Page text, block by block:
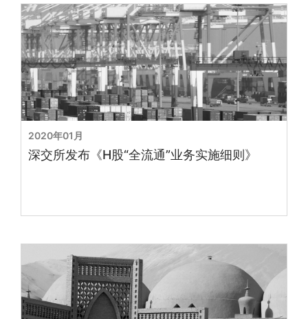
深交所发布《H股“全流通”业务实施细则》
2020年01月